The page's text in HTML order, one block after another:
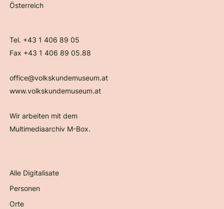
Österreich
Tel. +43 1 406 89 05
Fax +43 1 406 89 05.88
office@volkskundemuseum.at
www.volkskundemuseum.at
Wir arbeiten mit dem
Multimediaarchiv M-Box.
Alle Digitalisate
Personen
Orte